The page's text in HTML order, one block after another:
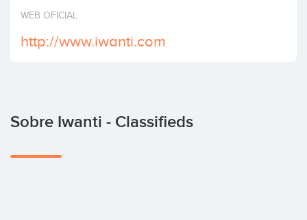
Invertir
WEB OFICIAL
http://www.iwanti.com
Sobre Iwanti - Classifieds